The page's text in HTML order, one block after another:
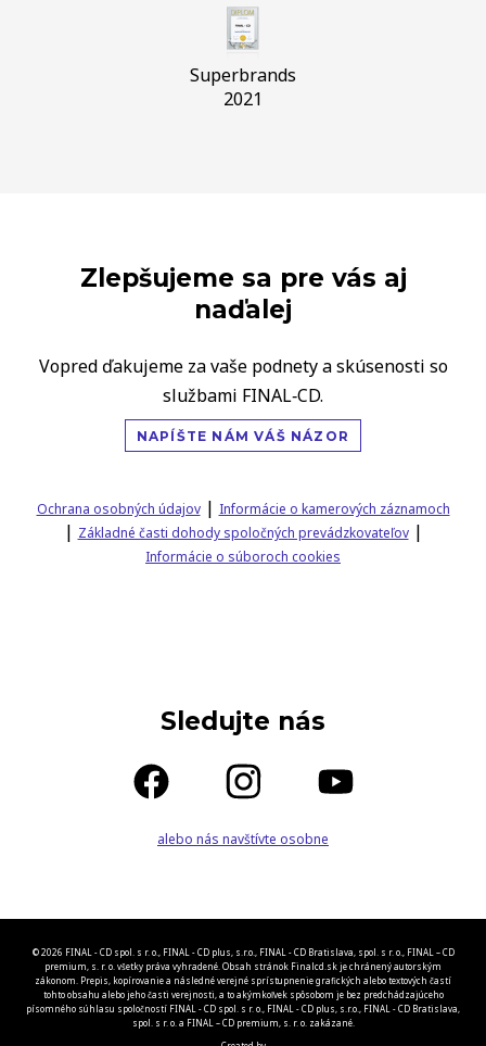
Superbrands
2021
Zlepšujeme sa pre vás aj
naďalej
Vopred ďakujeme za vaše podnety a skúsenosti so
službami FINAL‑CD.
NAPÍŠTE NÁM VÁŠ NÁZOR
Ochrana osobných údajov| Informácie o kamerových záznamoch
| Základné časti dohody spoločných prevádzkovateľov|
Informácie o súboroch cookies
Sledujte nás
alebo nás navštívte osobne
© 2026 FINAL - CD spol. s r. o., FINAL - CD plus, s.r.o., FINAL - CD Bratislava, spol. s r. o., FINAL – CD
premium, s. r. o. všetky práva vyhradené. Obsah stránok Finalcd.sk je chránený autorským
zákonom. Prepis, kopírovanie a následné verejné sprístupnenie grafických alebo textových častí
tohto obsahu alebo jeho časti verejnosti, a to akýmkoľvek spôsobom je bez predchádzajúceho
písomného súhlasu spoločností FINAL - CD spol. s r. o., FINAL - CD plus, s.r.o., FINAL - CD Bratislava,
spol. s r. o. a FINAL – CD premium, s. r. o. zakázané.